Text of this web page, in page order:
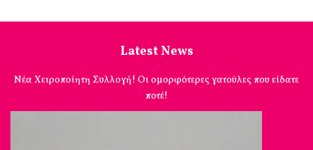
Latest News
Νέα Χειροποίητη Συλλογή! Οι ομορφότερες γατούλες που είδατε
ποτέ!